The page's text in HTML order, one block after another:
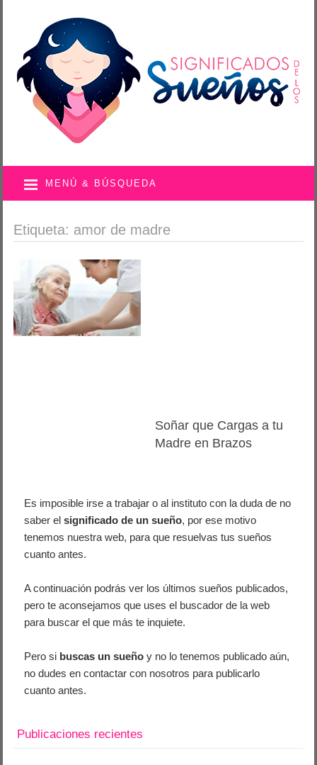
MENÚ & BÚSQUEDA
Etiqueta: amor de madre
Soñar que Cargas a tu
Madre en Brazos
Es imposible irse a trabajar o al instituto con la duda de no
saber elsignificado de un sueño, por ese motivo
tenemos nuestra web, para que resuelvas tus sueños
cuanto antes.
A continuación podrás ver los últimos sueños publicados,
pero te aconsejamos que uses el buscador de la web
para buscar el que más te inquiete.
Pero si buscas un sueño y no lo tenemos publicado aún,
no dudes en contactar con nosotros para publicarlo
cuanto antes.
Publicaciones recientes